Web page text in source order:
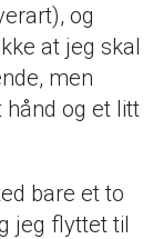
og
at jeg skal
men
og et litt
bare et to
jeg flyttet til